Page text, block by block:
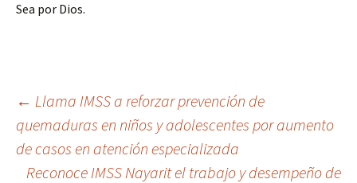
Sea por Dios.
← Llama IMSS a reforzar prevención de
quemaduras en niños y adolescentes por aumento
de casos en atención especializada
Reconoce IMSS Nayarit el trabajo y desempeño de